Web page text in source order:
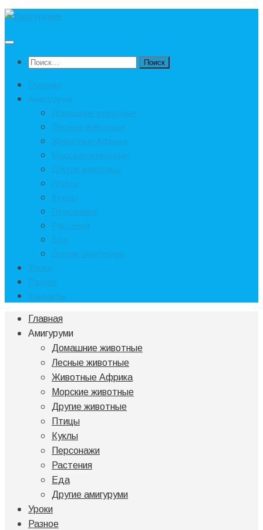
Под
Найти:
Главная
Амигуруми
Домашние животные
Лесные животные
Животные Африка
Морские животные
Другие животные
Птицы
Куклы
Персонажи
Растения
Еда
Другие амигуруми
Уроки
Разное
Контакты
Главная
Амигуруми
Домашние животные
Лесные животные
Животные Африка
Морские животные
Другие животные
Птицы
Куклы
Персонажи
Растения
Еда
Другие амигуруми
Уроки
Разное